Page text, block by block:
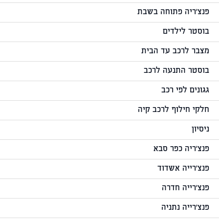
פנצ'ריה פתוחה בשבת
בוסטר לילדים
מצבר לרכב עד הבית
בוסטר התנעה לרכב
גגונים לפי רכב
חלקי חילוף לרכב קיה
ניסיון
פנצ'ריה כפר סבא
פנצ'רייה אשדוד
פנצ'רייה חדרה
פנצ'רייה נתניה